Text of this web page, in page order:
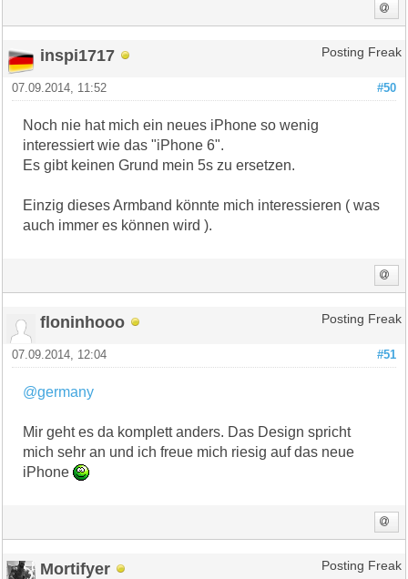
inspi1717 Posting Freak
#50
07.09.2014, 11:52
Noch nie hat mich ein neues iPhone so wenig
interessiert wie das "iPhone 6".
Es gibt keinen Grund mein 5s zu ersetzen.
Einzig dieses Armband könnte mich interessieren ( was
auch immer es können wird ).
floninhooo Posting Freak
#51
07.09.2014, 12:04
@germany
Mir geht es da komplett anders. Das Design spricht
mich sehr an und ich freue mich riesig auf das neue
iPhone
Mortifyer Posting Freak